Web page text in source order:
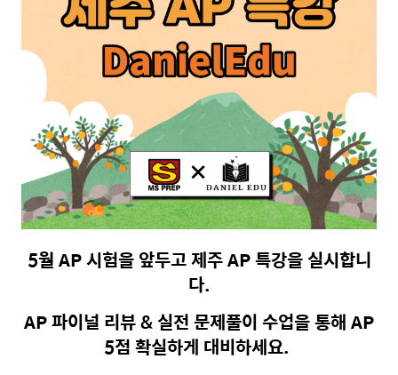
5월 AP 시험을 앞두고 제주 AP 특강을 실시합니
다.
AP 파이널 리뷰 & 실전 문제풀이 수업을 통해 AP
5점 확실하게 대비하세요. ​